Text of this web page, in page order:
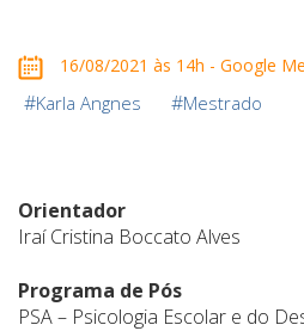
16/08/2021 às 14h - Google
#Karla Angnes #Mestrado
Orientador
Iraí Cristina Boccato Alves
Programa de Pós
PSA – Psicologia Escolar e do